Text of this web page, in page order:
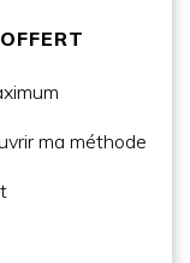
ma méthode